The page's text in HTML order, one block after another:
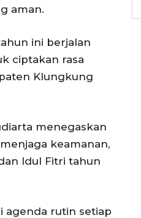
aman.
ini berjalan
ciptakan rasa
Klungkung
menegaskan
keamanan,
Idul Fitri tahun
agenda rutin setiap